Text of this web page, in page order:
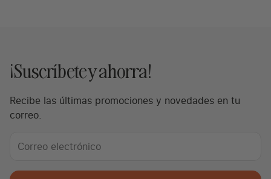
¡Suscríbete y ahorra!
Recibe las últimas promociones y novedades en tu
correo.